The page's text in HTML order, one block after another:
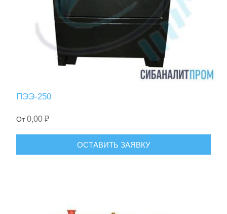
ПЭЭ-250
От0,00 ₽
ОСТАВИТЬ ЗАЯВКУ